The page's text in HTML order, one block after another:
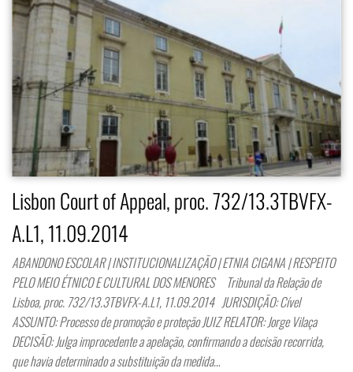
Lisbon Court of Appeal, proc. 732/13.3TBVFX-
A.L1, 11.09.2014
ABANDONO ESCOLAR | INSTITUCIONALIZAÇÃO | ETNIA CIGANA | RESPEITO
PELO MEIO ÉTNICO E CULTURAL DOS MENORES Tribunal da Relação de
Lisboa, proc. 732/13.3TBVFX-A.L1, 11.09.2014 JURISDIÇÃO: Cível
ASSUNTO: Processo de promoção e proteção JUIZ RELATOR: Jorge Vilaça
DECISÃO: Julga improcedente a apelação, confirmando a decisão recorrida,
que havia determinado a substituição da medida…